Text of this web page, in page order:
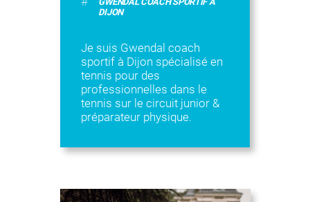
DIJON
Je suis Gwendal coach
sportif à Dijon spécialisé en
tennis pour des
professionnelles dans le
tennis sur le circuit junior &
préparateur physique.